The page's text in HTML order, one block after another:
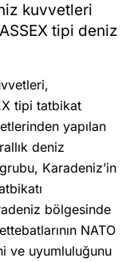
kuvvetleri
tipi deniz
tipi tatbikat
yapılan
deniz
Karadeniz’in
bölgesinde
NATO
ve uyumluluğunu